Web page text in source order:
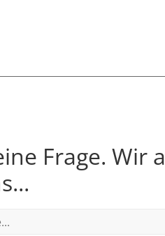
Frage. Wir